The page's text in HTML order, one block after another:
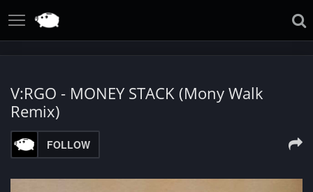
V:RGO - MONEY STACK (Mony Walk
Remix)
FOLLOW